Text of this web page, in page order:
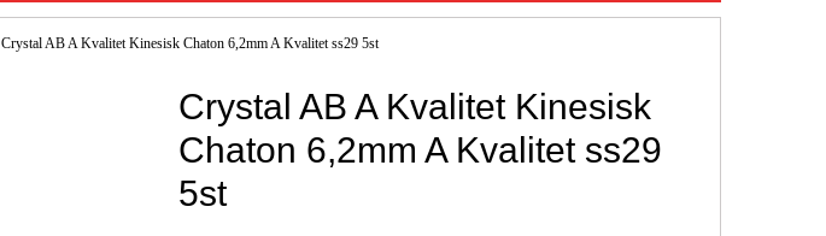
Crystal AB A Kvalitet Kinesisk Chaton 6,2mm A Kvalitet ss29 5st
Crystal AB A Kvalitet Kinesisk
Chaton 6,2mm A Kvalitet ss29
5st